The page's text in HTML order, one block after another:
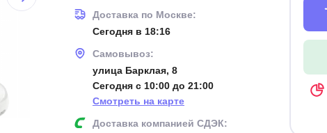
Доставка по Москве:
Сегодня в 18:16
Самовывоз:
улица Барклая, 8
Сегодня с 10:00 до 21:00
Смотреть на карте
Доставка компанией СДЭК: